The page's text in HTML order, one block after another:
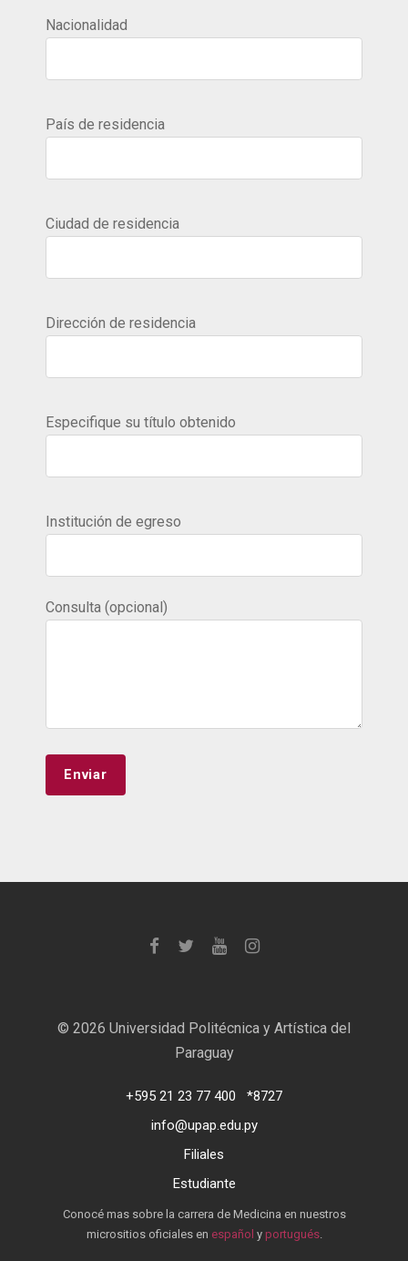
Nacionalidad
País de residencia
Ciudad de residencia
Dirección de residencia
Especifique su título obtenido
Institución de egreso
Consulta (opcional)
© 2026 Universidad Politécnica y Artística del
Paraguay
+595 21 23 77 400
*8727
info@upap.edu.py
Filiales
Estudiante
Conocé mas sobre la carrera de Medicina en nuestros
micrositios oficiales en español y portugués.